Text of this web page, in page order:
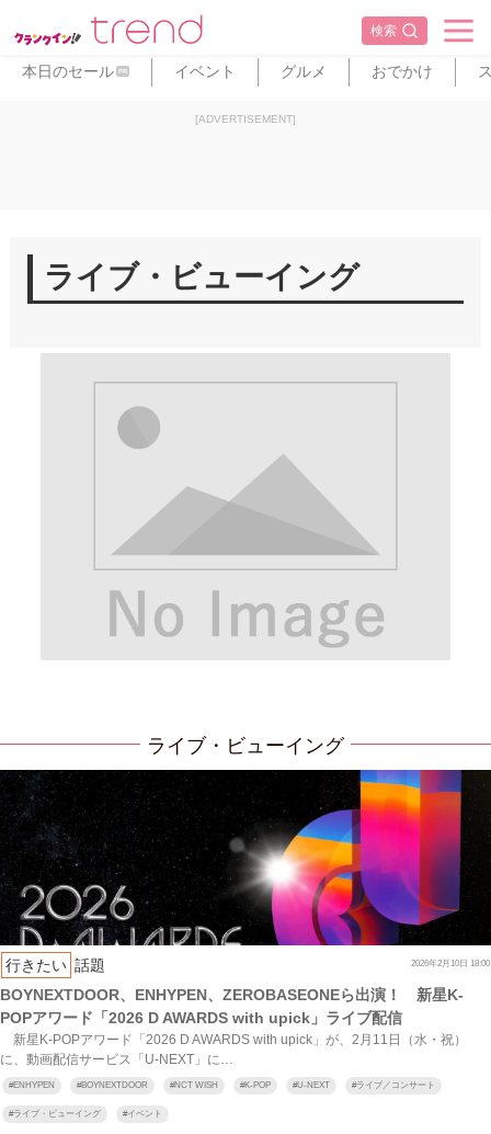
検索
本日のセール PR イベント グルメ おでかけ
[ADVERTISEMENT]
ライブ・ビューイング
ライブ・ビューイング
行きたい 話題 2026年2月10日 18:00
BOYNEXTDOOR、ENHYPEN、ZEROBASEONEら出演！ 新星K‐
POPアワード「2026 D AWARDS with upick」ライブ配信
新星K‐POPアワード「2026 D AWARDS with upick」が、2月11日（水・祝）
に、動画配信サービス「U‐NEXT」に…
#ENHYPEN #BOYNEXTDOOR #NCT WISH #K-POP #U-NEXT #ライブ／コンサート
#ライブ・ビューイング #イベント